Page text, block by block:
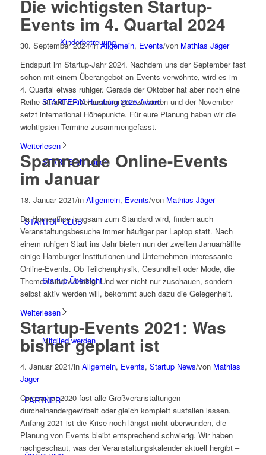
Kinderbetreuung
STARTERiN Hamburg 2025 Award
STARTERiN Lunch
STARTUP CLUB
Startup Übersicht
Mitglied werden
PARTNER
Die wichtigsten Startup-
Events im 4. Quartal 2024
30. September 2024/inAllgemein, Events/von Mathias Jäger
Endspurt im Startup-Jahr 2024. Nachdem uns der September fast
schon mit einem Überangebot an Events verwöhnte, wird es im
4. Quartal etwas ruhiger. Gerade der Oktober hat aber noch eine
Reihe attraktiver Veranstaltungen zu bieten und der November
setzt international Höhepunkte. Für eure Planung haben wir die
wichtigsten Termine zusammengefasst.
Weiterlesen
Spannende Online-Events
im Januar
18. Januar 2021/in Allgemein, Events/von Mathias Jäger
Da Homeoffice langsam zum Standard wird, finden auch
Veranstaltungsbesuche immer häufiger per Laptop statt. Nach
einem ruhigen Start ins Jahr bieten nun der zweiten Januarhälfte
einige Hamburger Institutionen und Unternehmen interessante
Online-Events. Ob Teilchenphysik, Gesundheit oder Mode, die
Themen sind vielfältig. Und wer nicht nur zuschauen, sondern
selbst aktiv werden will, bekommt auch dazu die Gelegenheit.
Weiterlesen
Startup-Events 2021: Was
bisher geplant ist
4. Januar 2021/in Allgemein, Events, Startup News/von Mathias
Jäger
Corona hat 2020 fast alle Großveranstaltungen
durcheinandergewirbelt oder gleich komplett ausfallen lassen.
Anfang 2021 ist die Krise noch längst nicht überwunden, die
Planung von Events bleibt entsprechend schwierig. Wir haben
nachgeschaut, was der Veranstaltungskalender aktuell hergibt –